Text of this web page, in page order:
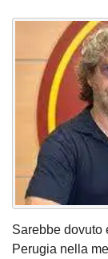
Sarebbe dovuto
Perugia nella